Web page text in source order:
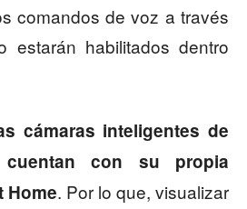
comandos de voz a través
estarán habilitados dentro
cámaras inteligentes de
cuentan con su propia
Home. Por lo que, visualizar